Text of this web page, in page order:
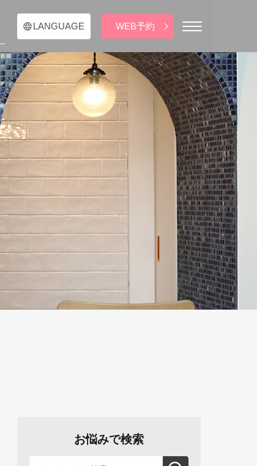
LANGUAGE WEB予約
お悩みで検索